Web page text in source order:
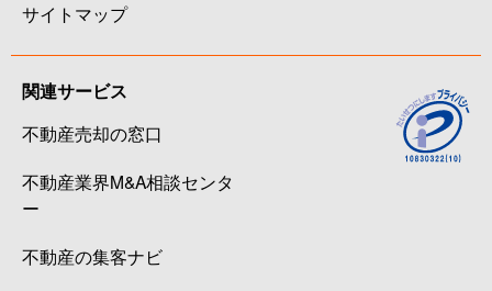
サイトマップ
関連サービス
不動産売却の窓口
不動産業界M&A相談センタ
ー
不動産の集客ナビ